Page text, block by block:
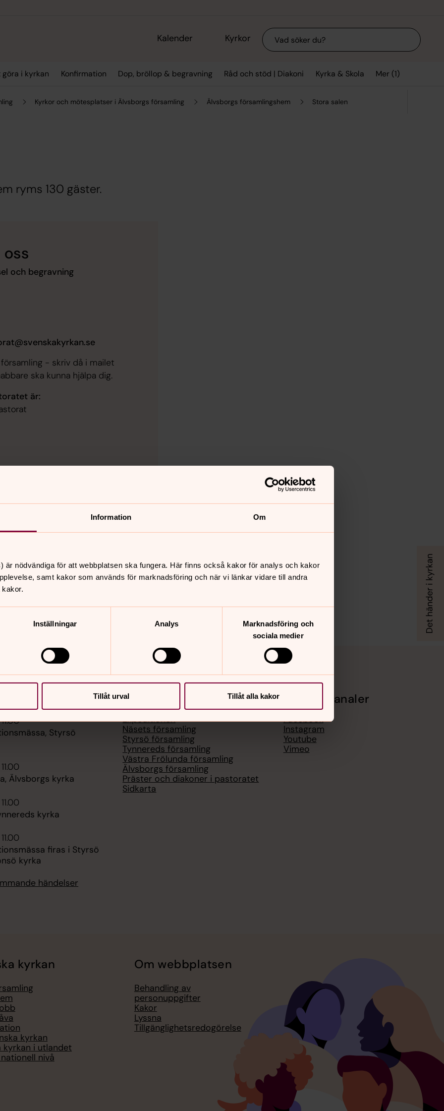
Information Om
är nödvändiga för att webbplatsen ska fungera. Här finns också kakor för analys och kakor
samt kakor som används för marknadsföring och när vi länkar vidare till andra
Inställningar Analys
Marknadsföring och
sociala medier
Tillåt urval Tillåt alla kakor
Kalender Kyrkor Sök
göra i kyrkan Konfirmation Dop, bröllop & begravning Råd och stöd | Diakoni Kyrka & Skola Mer (1)
Kyrkor och mötesplatser i Älvsborgs församling Älvsborgs församlingshem Stora salen
ryms 130 gäster.
och begravning
- skriv då i mailet
ska kunna hjälpa dig.
är:
Styrsö
Älvsborgs kyrka
kyrka
firas i Styrsö
kyrka
händelser
Hitta snabbt
Expeditionen
Näsets församling
Styrsö församling
Tynnereds församling
Västra Frölunda församling
Älvsborgs församling
Präster och diakoner i pastoratet
Sidkarta
Sociala kanaler
Facebook
Instagram
Youtube
Vimeo
kyrkan
kyrkan
kyrkan i utlandet
nivå
Om webbplatsen
Behandling av
personuppgifter
Kakor
Lyssna
Tillgänglighetsredogörelse